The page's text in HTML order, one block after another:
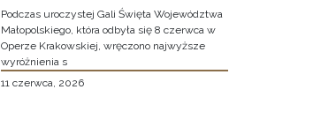
Podczas uroczystej Gali Święta Województwa
Małopolskiego, która odbyła się 8 czerwca w
Operze Krakowskiej, wręczono najwyższe
wyróżnienia s
11 czerwca, 2026